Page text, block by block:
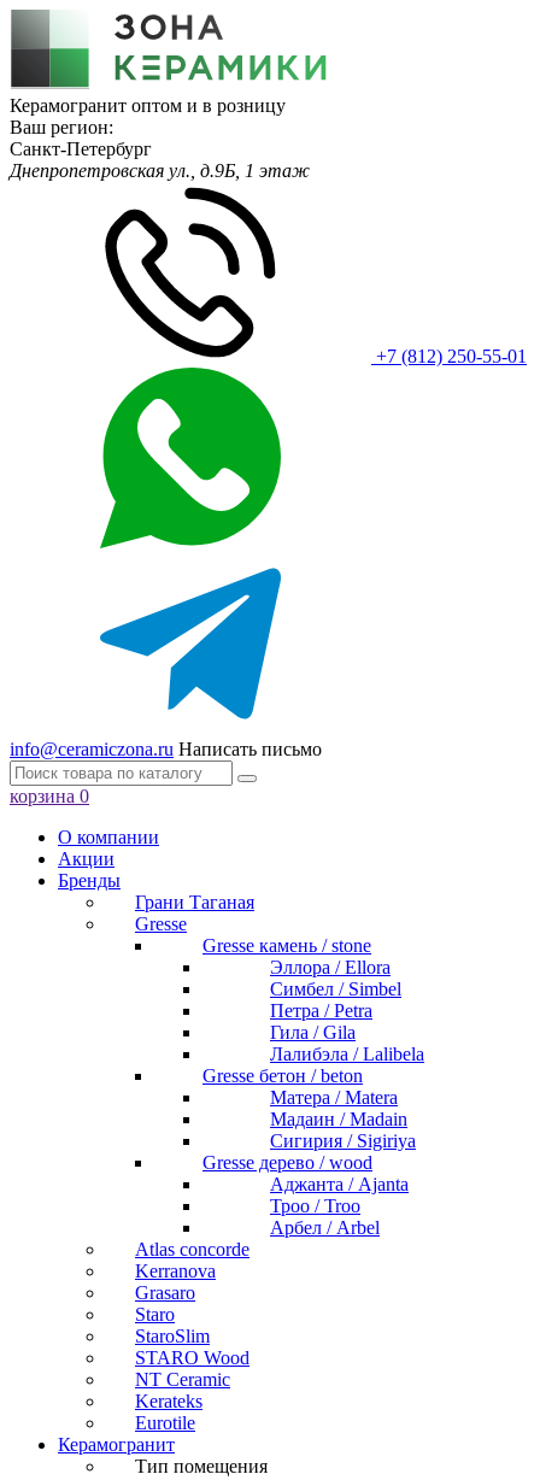
Керамогранит оптом и в розницу
Ваш регион:
Санкт-Петербург
Днепропетровская ул., д.9Б, 1 этаж
+7 (812) 250-55-01
info@ceramiczona.ru Написать письмо
корзина 0
О компании
Акции
Бренды
Грани Таганая
Gresse
Gresse камень / stone
Эллора / Ellora
Симбел / Simbel
Петра / Petra
Гила / Gila
Лалибэла / Lalibela
Gresse бетон / beton
Матера / Matera
Мадаин / Madain
Сигирия / Sigiriya
Gresse дерево / wood
Аджанта / Ajanta
Троо / Troo
Арбел / Arbel
Atlas concorde
Kerranova
Grasaro
Staro
StaroSlim
STARO Wood
NT Ceramic
Kerateks
Eurotile
Керамогранит
Тип помещения